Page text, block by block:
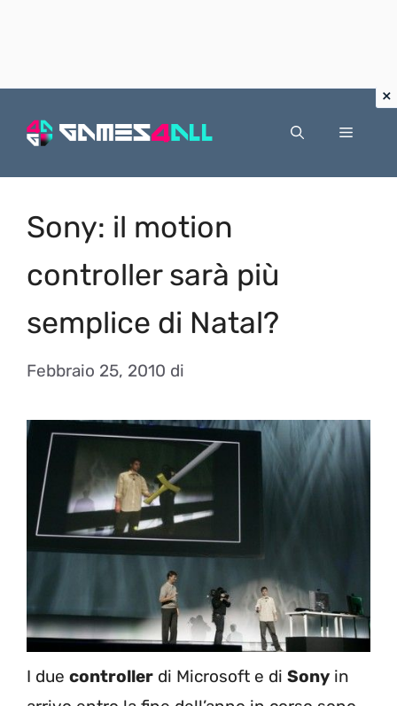
Menu
Sony: il motion
controller sarà più
semplice di Natal?
Febbraio 25, 2010 di
I due controller di Microsoft e di Sony in